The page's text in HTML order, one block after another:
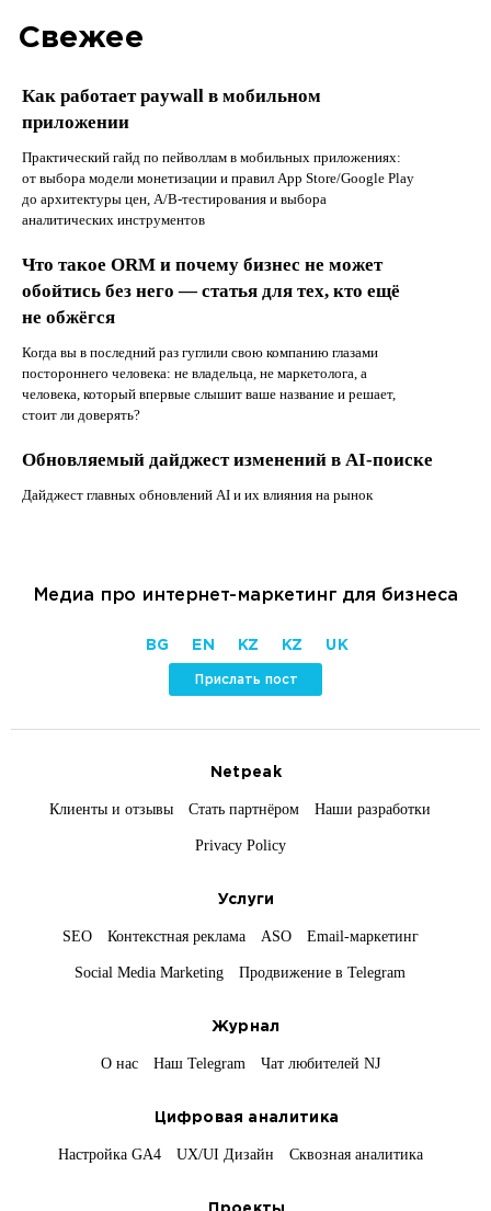
Свежее
Как работает paywall в мобильном
приложении
Практический гайд по пейволлам в мобильных приложениях:
от выбора модели монетизации и правил App Store/Google Play
до архитектуры цен, A/B-тестирования и выбора
аналитических инструментов
Что такое ORM и почему бизнес не может
обойтись без него — статья для тех, кто ещё
не обжёгся
Когда вы в последний раз гуглили свою компанию глазами
постороннего человека: не владельца, не маркетолога, а
человека, который впервые слышит ваше название и решает,
стоит ли доверять?
Обновляемый дайджест изменений в AI-поиске
Дайджест главных обновлений AI и их влияния на рынок
Медиа про интернет-маркетинг для бизнеса
BG EN KZ KZ UK
Прислать пост
Netpeak
Клиенты и отзывы Стать партнёром Наши разработки
Privacy Policy
Услуги
SEO Контекстная реклама ASO Email-маркетинг
Social Media Marketing Продвижение в Telegram
Журнал
О нас Наш Telegram Чат любителей NJ
Цифровая аналитика
Настройка GA4 UX/UI Дизайн Сквозная аналитика